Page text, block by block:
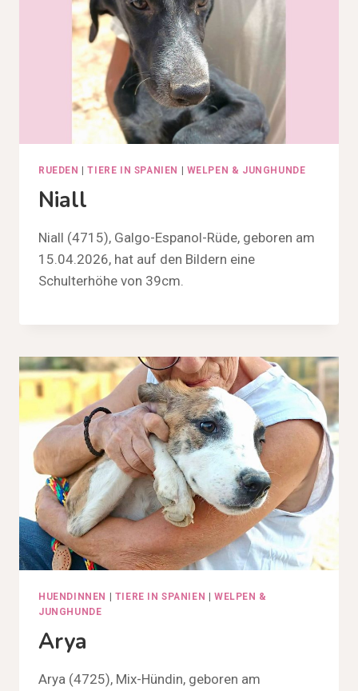
RUEDEN |TIERE IN SPANIEN WELPEN & JUNGHUNDE
Niall
Niall (4715), Galgo-Espanol-Rüde, geboren am
15.04.2026, hat auf den Bildern eine
Schulterhöhe von 39cm.
HUENDINNEN TIERE IN SPANIEN |WELPEN &
JUNGHUNDE
Arya
Arya (4725), Mix-Hündin, geboren am